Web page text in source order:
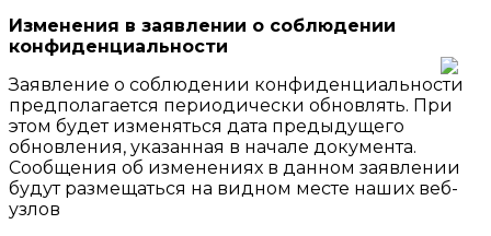
Изменения в заявлении о соблюдении
конфиденциальности
Заявление о соблюдении конфиденциальности
предполагается периодически обновлять. При
этом будет изменяться дата предыдущего
обновления, указанная в начале документа.
Сообщения об изменениях в данном заявлении
будут размещаться на видном месте наших веб-
узлов